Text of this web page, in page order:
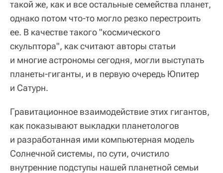
такой же, как и все остальные семейства планет,
однако потом что-то могло резко перестроить
ее. В качестве такого "космического
скульптора", как считают авторы статьи
и многие астрономы сегодня, могли выступать
планеты-гиганты, и в первую очередь Юпитер
и Сатурн.
Гравитационное взаимодействие этих гигантов,
как показывают выкладки планетологов
и разработанная ими компьютерная модель
Солнечной системы, по сути, очистило
внутренние подступы нашей планетной семьи